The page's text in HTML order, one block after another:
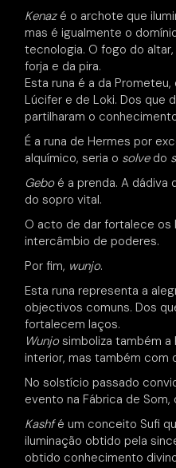
Kenazé o archote que
mas é igualmente o
tecnologia. O fogo do altar,
forja e da pira.
Esta runa é a da Prometeu,
Lúcifer e de Loki. Dos que
partilharam o
É a runa de Hermes por
alquímico, seria o solve do
Gebo é a prenda. A dádiva
do sopro vital.
O acto de dar fortalece os
intercâmbio de poderes.
Por fim, wunjo.
Esta runa representa a
objectivos comuns. Dos
fortalecem laços.
Wunjosimboliza também a
interior, mas também com
No solstício passado
evento na Fábrica de Som,
Kashfé um conceito Sufi
iluminação obtido pela
obtido conhecimento